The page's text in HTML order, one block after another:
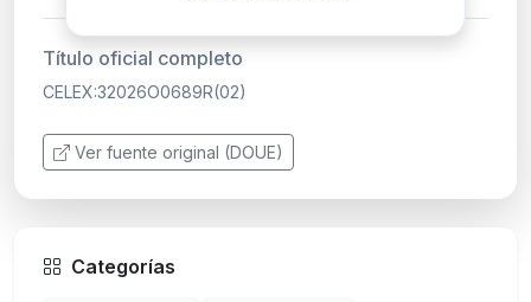
Título oficial completo
CELEX:32026O0689R(02)
Ver fuente original (DOUE)
Categorías